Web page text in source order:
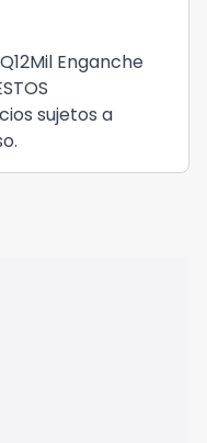
Enganche
sujetos a